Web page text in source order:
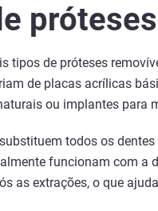
tipos de próteses
de placas acrílicas
ou implantes para
todos os
funcionam com a
as extrações, o que